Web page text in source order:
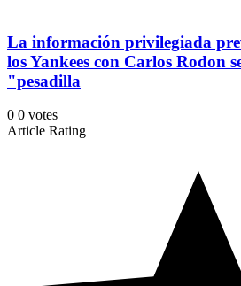
La información privilegiada
los Yankees con Carlos Rodon
"pesadilla
0 0 votes
Article Rating